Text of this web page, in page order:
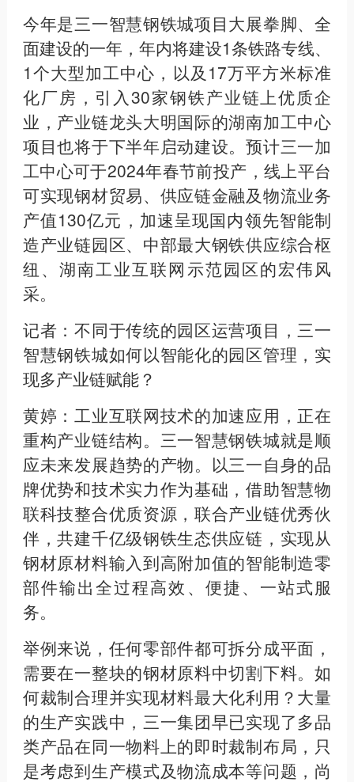
今年是三一智慧钢铁城项目大展拳脚、全
面建设的一年，年内将建设1条铁路专线、
1个大型加工中心，以及17万平方米标准
化厂房，引入30家钢铁产业链上优质企
业，产业链龙头大明国际的湖南加工中心
项目也将于下半年启动建设。预计三一加
工中心可于2024年春节前投产，线上平台
可实现钢材贸易、供应链金融及物流业务
产值130亿元，加速呈现国内领先智能制
造产业链园区、中部最大钢铁供应综合枢
纽、湖南工业互联网示范园区的宏伟风
采。
记者：不同于传统的园区运营项目，三一
智慧钢铁城如何以智能化的园区管理，实
现多产业链赋能？
黄婷：工业互联网技术的加速应用，正在
重构产业链结构。三一智慧钢铁城就是顺
应未来发展趋势的产物。以三一自身的品
牌优势和技术实力作为基础，借助智慧物
联科技整合优质资源，联合产业链优秀伙
伴，共建千亿级钢铁生态供应链，实现从
钢材原材料输入到高附加值的智能制造零
部件输出全过程高效、便捷、一站式服
务。
举例来说，任何零部件都可拆分成平面，
需要在一整块的钢材原料中切割下料。如
何裁制合理并实现材料最大化利用？大量
的生产实践中，三一集团早已实现了多品
类产品在同一物料上的即时裁制布局，只
是考虑到生产模式及物流成本等问题，尚